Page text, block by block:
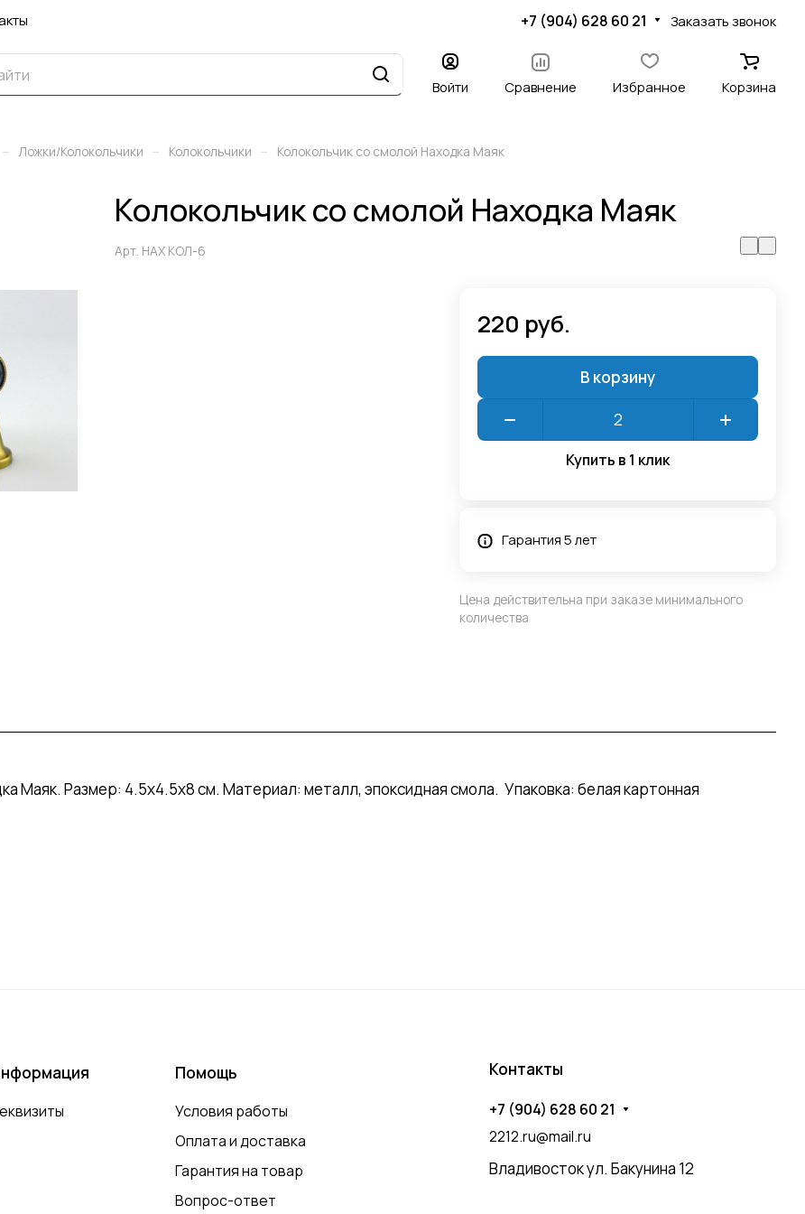
+7 (904) 628 60 21 Заказать звонок
Войти Сравнение Избранное Корзина
– Ложки/Колокольчики – Колокольчики – Колокольчик со смолой Находка Маяк
Колокольчик со смолой Находка Маяк
Арт. НАХ КОЛ-6
220 руб.
В корзину
Купить в 1 клик
Гарантия 5 лет
Цена действительна при заказе минимального
количества
Маяк. Размер: 4.5х4.5х8 см. Материал: металл, эпоксидная смола. Упаковка: белая картонная
Помощь
Условия работы
Оплата и доставка
Гарантия на товар
Вопрос-ответ
Контакты
+7 (904) 628 60 21
2212.ru@mail.ru
Владивосток ул. Бакунина 12